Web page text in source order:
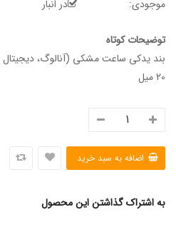
موجودی:
در انبار
توضیحات کوتاه
بند یدکی ساعت مشکی (آنالوگ،
20 میل
به اشتراک گذاشتن این محصول